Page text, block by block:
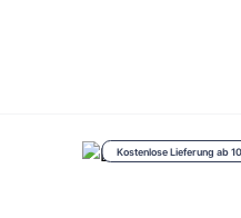
Kostenlose Lieferung ab